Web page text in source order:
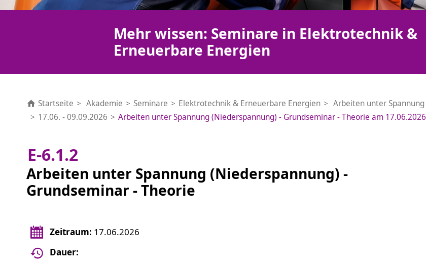
Mehr wissen: Seminare in Elektrotechnik &
Erneuerbare Energien
Startseite Akademie Seminare Elektrotechnik & Erneuerbare Energien Arbeiten unter Spannung
17.06. - 09.09.2026
Arbeiten unter Spannung (Niederspannung) - Grundseminar - Theorie am 17.06.2026
E-6.1.2
Arbeiten unter Spannung (Niederspannung) -
Grundseminar - Theorie
Zeitraum: 17.06.2026
Dauer: